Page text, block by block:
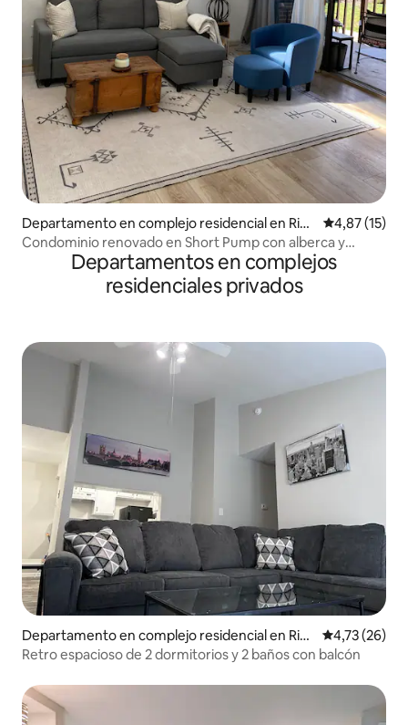
Departamento en complejo residencial en Rich
mond
Calificación
4,87 (15)
Condominio renovado en Short Pump con alberca y
parque. Tranquilo
Departamentos en complejos
residenciales privados
Departamento en complejo residencial en Rich
mond
Calificación
4,73 (26)
Retro espacioso de 2 dormitorios y 2 baños con balcón